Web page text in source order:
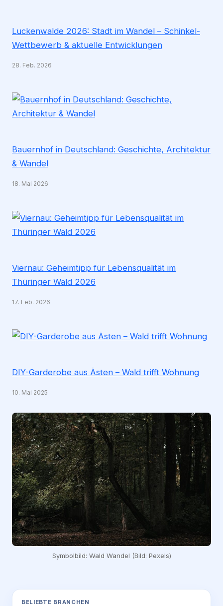
Luckenwalde 2026: Stadt im Wandel – Schinkel-
Wettbewerb & aktuelle Entwicklungen
28. Feb. 2026
Bauernhof in Deutschland: Geschichte, Architektur
& Wandel
18. Mai 2026
Viernau: Geheimtipp für Lebensqualität im
Thüringer Wald 2026
17. Feb. 2026
DIY-Garderobe aus Ästen – Wald trifft Wohnung
10. Mai 2025
Symbolbild: Wald Wandel (Bild: Pexels)
BELIEBTE BRANCHEN